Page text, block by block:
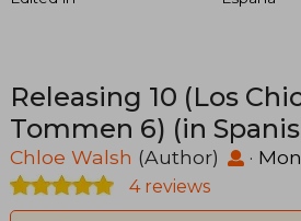
Releasing 10 (Los
Tommen 6) (in
Chloe Walsh (Author) ·
4 reviews